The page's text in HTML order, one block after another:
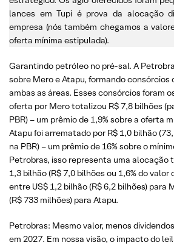
lances em Tupi é prova da alocação
empresa (nós também chegamos a
oferta mínima estipulada).
Garantindo petróleo no pré-sal. A
sobre Mero e Atapu, formando consórcios
ambas as áreas. Esses consórcios foram
oferta por Mero totalizou R$ 7,8 bilhões
PBR) – um prêmio de 1,9% sobre a oferta
Atapu foi arrematado por R$ 1,0 bilhão
na PBR) – um prêmio de 16% sobre o
Petrobras, isso representa uma alocação
1,3 bilhão (R$ 7,0 bilhões ou 1,6% do valor
entre US$ 1,2 bilhão (R$ 6,2 bilhões) para
(R$ 733 milhões) para Atapu.
Petrobras: Mesmo valor, menos
em 2027. Em nossa visão, o impacto do